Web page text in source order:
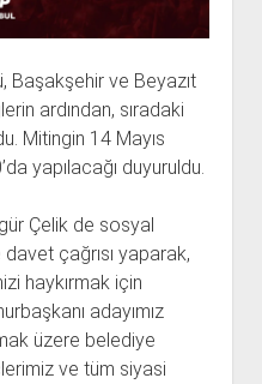
Başakşehir ve Beyazıt
ardından, sıradaki
Mitingin 14 Mayıs
yapılacağı duyuruldu.
Çelik de sosyal
çağrısı yaparak,
haykırmak için
adayımız
üzere belediye
ve tüm siyasi